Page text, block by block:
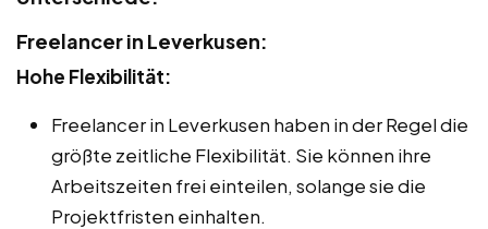
Freelancer in Leverkusen:
Hohe Flexibilität:
Freelancer in Leverkusen haben in der Regel die
größte zeitliche Flexibilität. Sie können ihre
Arbeitszeiten frei einteilen, solange sie die
Projektfristen einhalten.